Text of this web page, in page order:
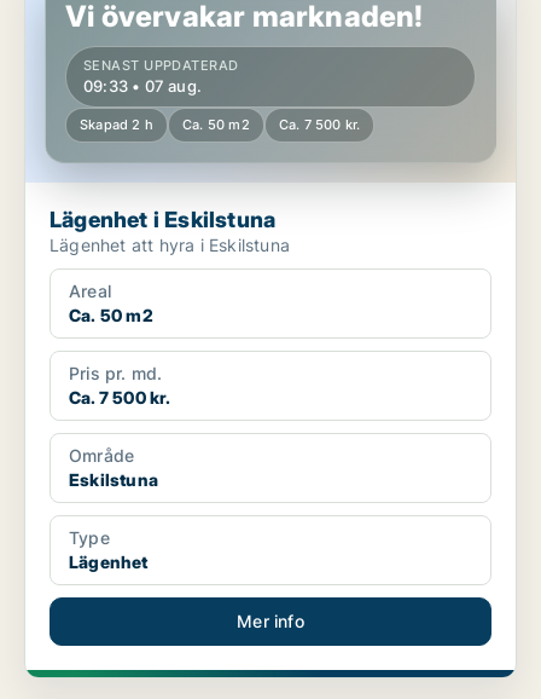
Vi övervakar marknaden!
SENAST UPPDATERAD
09:33 • 07 aug.
Skapad 2 h Ca. 50 m2 Ca. 7 500 kr.
Lägenhet i Eskilstuna
Lägenhet att hyra i Eskilstuna
Areal
Ca. 50 m2
Pris pr. md.
Ca. 7 500 kr.
Område
Eskilstuna
Type
Lägenhet
Mer info